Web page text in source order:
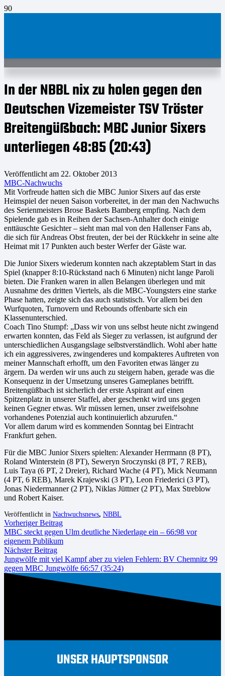
In der NBBL nix zu holen gegen den
Deutschen Vizemeister TSV Tröster
Breitengüßbach: MBC Junior Sixers
unterliegen 48:85 (20:43)
Veröffentlicht am 22. Oktober 2013
MBC-Nachwuchs
Mit Vorfreude hatten sich die MBC Junior Sixers auf das erste
Heimspiel der neuen Saison vorbereitet, in der man den Nachwuchs
des Serienmeisters Brose Baskets Bamberg empfing. Nach dem
Spielende gab es in Reihen der Sachsen-Anhalter doch einige
enttäuschte Gesichter – sieht man mal von den Hallenser Fans ab,
die sich für Andreas Obst freuten, der bei der Rückkehr in seine alte
Heimat mit 17 Punkten auch bester Werfer der Gäste war.
Die Junior Sixers wiederum konnten nach akzeptablem Start in das
Spiel (knapper 8:10-Rückstand nach 6 Minuten) nicht lange Paroli
bieten. Die Franken waren in allen Belangen überlegen und mit
Ausnahme des dritten Viertels, als die MBC-Youngsters eine starke
Phase hatten, zeigte sich das auch statistisch. Vor allem bei den
Wurfquoten, Turnovern und Rebounds offenbarte sich ein
Klassenunterschied.
Coach Tino Stumpf: „Dass wir von uns selbst heute nicht zwingend
erwarten konnten, das Feld als Sieger zu verlassen, ist aufgrund der
unterschiedlichen Ausgangslage selbstverständlich. Wohl aber hatte
ich ein aggressiveres, zwingenderes und kompakteres Auftreten von
meiner Mannschaft erhofft, um den Favoriten etwas länger zu
ärgern. Da werden wir uns auch zu steigern haben, gerade was die
Konsequenz in der Umsetzung unseres Gameplanes betrifft.
Breitengüßbach ist sicherlich der erste Aspirant auf einen
Spitzenplatz in unserer Staffel, aber geschenkt wird uns gegen
keinen Gegner etwas. Wir müssen lernen, unser zweifelsohne
vorhandenes Potenzial auch kontinuierlich abzurufen.“
Vor allem darum wird es kommenden Sonntag bei Eintracht
Frankfurt gehen.
Für die MBC Junior Sixers spielten: Alexander Herrmann (8 PT),
Roland Winterstein (8 PT), Seweryn Sroczynski (8 PT, 7 REB),
Luis Taya (6 PT, 2 Dreier), Richard Wache (4 PT), Mick Neumann
(4 PT, 6 REB), Marek Krajewski (3 PT), Leon Friederici (3 PT),
Jonas Niedermanner (2 PT), Niklas Jüttner (2 PT), Max Streblow
und Robert Kaiser.
Veröffentlicht in Nachwuchsnews, NBBL
Vorheriger Beitrag
MBC steckt gegen Ulm deutliche Niederlage ein – 66:98 vor
eigenem Publikum
Nächster Beitrag
Jungwölfe mit viel Kampf aber zu vielen Fehlern: BV Chemnitz 99
gegen MBC Jungwölfe 66:57 (35:24)
UNSER HAUPTSPONSOR